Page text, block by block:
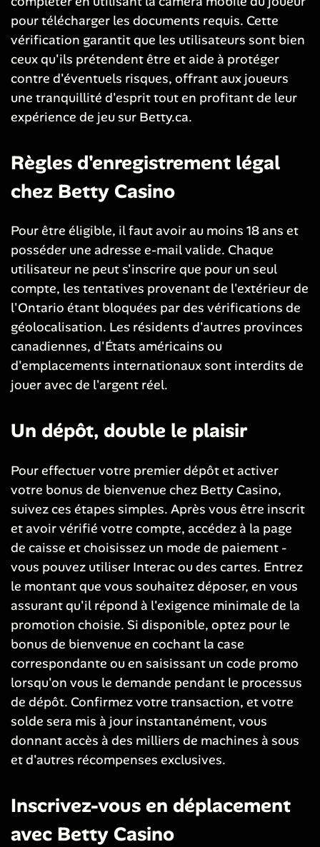
pour télécharger les documents requis. Cette
vérification garantit que les utilisateurs sont bien
ceux qu'ils prétendent être et aide à protéger
contre d'éventuels risques, offrant aux joueurs
une tranquillité d'esprit tout en profitant de leur
expérience de jeu sur Betty.ca.
Règles d'enregistrement légal
chez Betty Casino
Pour être éligible, il faut avoir au moins 18 ans et
posséder une adresse e-mail valide. Chaque
utilisateur ne peut s'inscrire que pour un seul
compte, les tentatives provenant de l'extérieur de
l'Ontario étant bloquées par des vérifications de
géolocalisation. Les résidents d'autres provinces
canadiennes, d'États américains ou
d'emplacements internationaux sont interdits de
jouer avec de l'argent réel.
Un dépôt, double le plaisir
Pour effectuer votre premier dépôt et activer
votre bonus de bienvenue chez Betty Casino,
suivez ces étapes simples. Après vous être inscrit
et avoir vérifié votre compte, accédez à la page
de caisse et choisissez un mode de paiement -
vous pouvez utiliser Interac ou des cartes. Entrez
le montant que vous souhaitez déposer, en vous
assurant qu'il répond à l'exigence minimale de la
promotion choisie. Si disponible, optez pour le
bonus de bienvenue en cochant la case
correspondante ou en saisissant un code promo
lorsqu'on vous le demande pendant le processus
de dépôt. Confirmez votre transaction, et votre
solde sera mis à jour instantanément, vous
donnant accès à des milliers de machines à sous
et d'autres récompenses exclusives.
Inscrivez-vous en déplacement
avec Betty Casino